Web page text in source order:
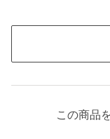
この商品